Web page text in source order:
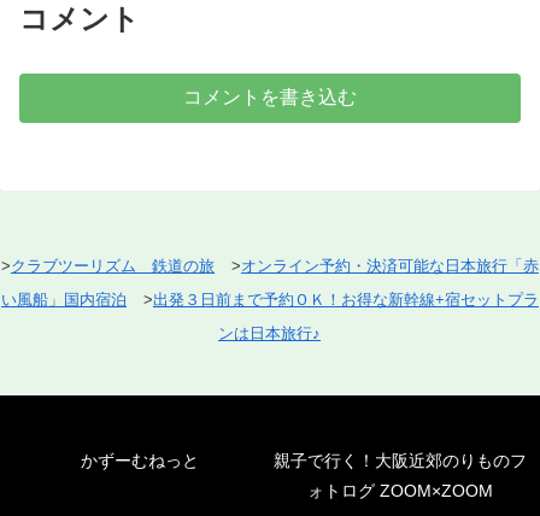
コメント
コメントを書き込む
>クラブツーリズム 鉄道の旅 >オンライン予約・決済可能な日本旅行「赤
い風船」国内宿泊
>出発３日前まで予約ＯＫ！お得な新幹線+宿セットプラ
ンは日本旅行♪
かずーむねっと
親子で行く！大阪近郊のりものフ
ォトログ ZOOM×ZOOM